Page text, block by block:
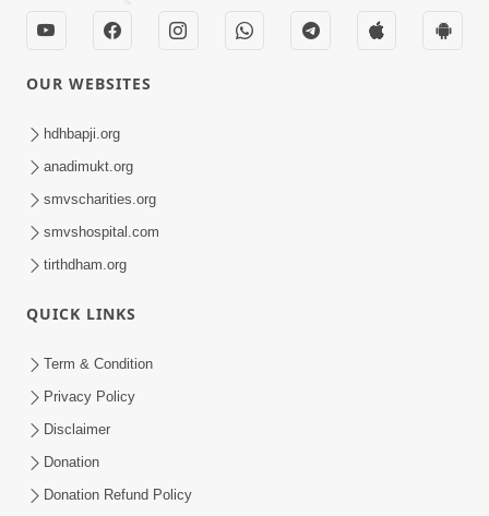
OUR WEBSITES
hdhbapji.org
anadimukt.org
smvscharities.org
smvshospital.com
tirthdham.org
QUICK LINKS
Term & Condition
Privacy Policy
Disclaimer
Donation
Donation Refund Policy